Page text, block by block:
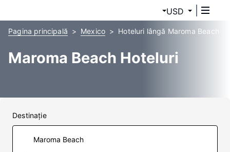
USD
Pagina principală Mexico Hoteluri lângă Maroma Beach
Maroma Beach Hoteluri
Destinaţie